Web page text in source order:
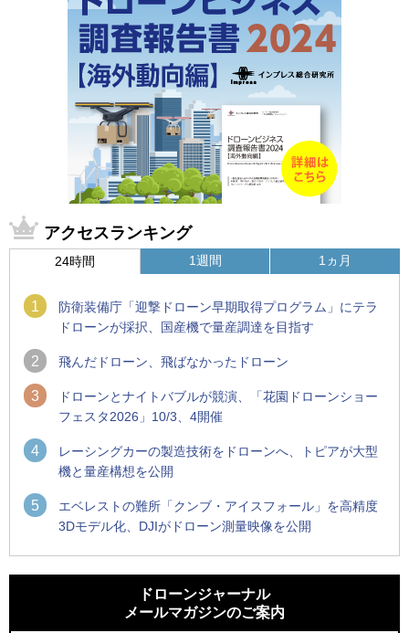
アクセスランキング
24時間
1
防衛装備庁「迎撃ドローン早期取得プログラム」にテラ
ドローンが採択、国産機で量産調達を目指す
2 飛んだドローン、飛ばなかったドローン
3
ドローンとナイトバブルが競演、「花園ドローンショー
フェスタ2026」10/3、4開催
4
レーシングカーの製造技術をドローンへ、トピアが大型
機と量産構想を公開
5
エベレストの難所「クンブ・アイスフォール」を高精度
3Dモデル化、DJIがドローン測量映像を公開
1週間
ン」とドローンショーによる新演出を実施
防衛装備庁「迎撃ドローン早期取得プログラム」にテラドロ
1ヵ月
ン」とドローンショーによる新演出を実施
国産AUVを社会実装へ、スタートアップ「BlueArch株式会
ドローンジャーナル
メールマガジンのご案内